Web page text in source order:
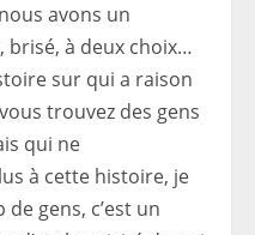
avons un
brisé, à deux choix…
sur qui a raison
trouvez des gens
qui ne
à cette histoire, je
gens, c’est un